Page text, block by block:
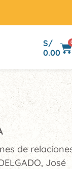
S/
0.00
de
José